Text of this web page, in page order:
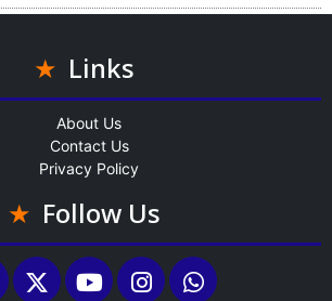
Links
About Us
Contact Us
Privacy Policy
Follow Us